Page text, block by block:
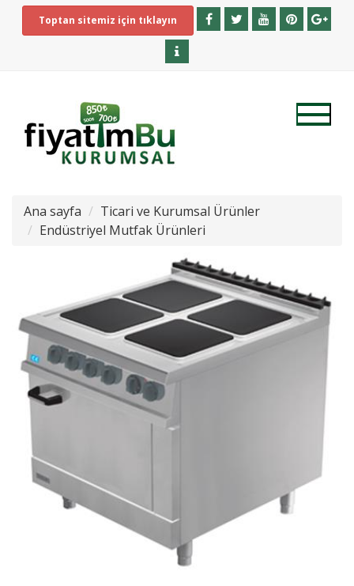
Toptan sitemiz için tıklayın
Ana sayfa
Ticari ve Kurumsal Ürünler
Endüstriyel Mutfak Ürünleri